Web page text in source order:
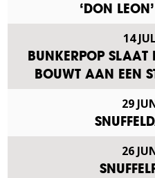
‘DON
14
BUNKERPOP SLAAT
BOUWT AAN EEN
29
26